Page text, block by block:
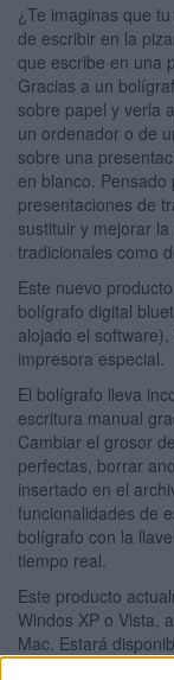
¿Te imaginas que
de escribir en la
que escribe en una
Gracias a un
sobre papel y verla
un ordenador o de
sobre una
en blanco.
presentaciones de
sustituir y mejorar
tradicionales como
Este nuevo
bolígrafo digital
alojado el
impresora especial.
El bolígrafo lleva
escritura manual
Cambiar el grosor
perfectas, borrar
insertado en el
funcionalidades de
bolígrafo con la
tiempo real.
Este producto
Windos XP o Vista,
Mac. Estará
recomendado de